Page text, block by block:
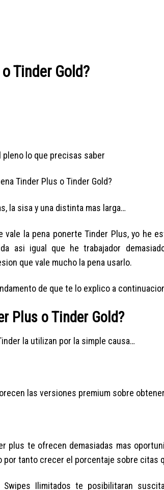
Tinder Gold?
pleno lo que precisas saber
Tinder Plus o Tinder Gold?
la sisa y una distinta mas larga…
la pena ponerte Tinder Plus, yo he
asi­ igual que he trabajador
que vale mucho la pena usarlo.
de que te lo explico a
Plus o Tinder Gold?
la utilizan por la simple causa…
las versiones premium sobre
plus te ofrecen demasiadas mas
por tanto crecer el porcentaje sobre citas
Ilimitados te posibilitaran